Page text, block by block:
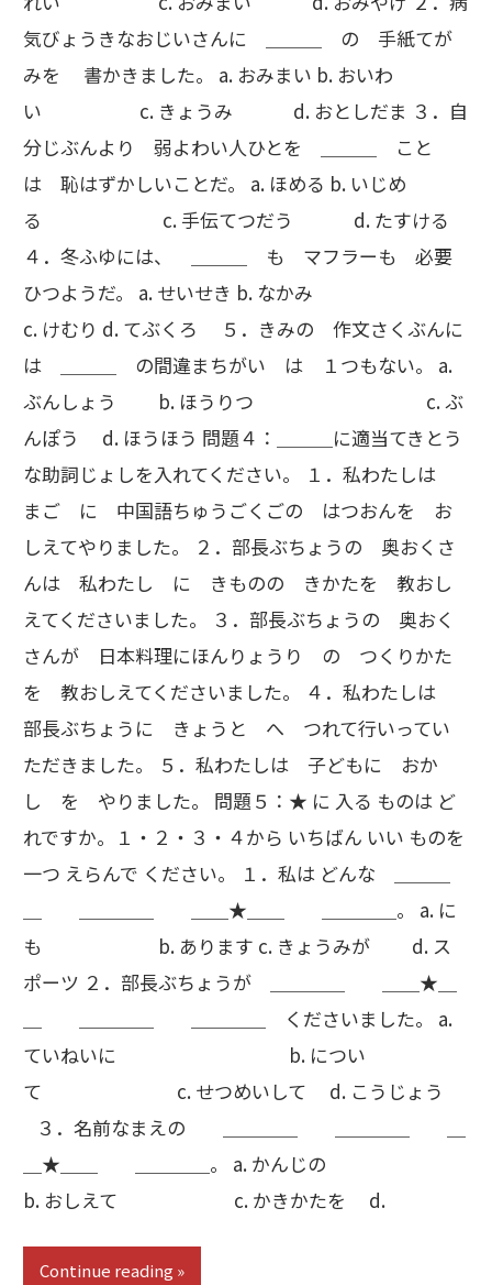
気びょうきなおじいさんに ＿＿＿ の 手紙てが
みを 書かきました。 a. おみまい b. おいわ
い c. きょうみ d. おとしだま ３．自
分じぶんより 弱よわい人ひとを ＿＿＿ こと
は 恥はずかしいことだ。 a. ほめる b. いじめ
る c. 手伝てつだう d. たすける
４．冬ふゆには、 ＿＿＿ も マフラーも 必要
ひつようだ。 a. せいせき b. なかみ
c. けむり d. てぶくろ ５．きみの 作文さくぶんに
は ＿＿＿ の間違まちがい は １つもない。 a.
ぶんしょう b. ほうりつ c. ぶ
んぽう d. ほうほう 問題４：＿＿＿に適当てきとう
な助詞じょしを入れてください。 １．私わたしは
まご に 中国語ちゅうごくごの はつおんを お
しえてやりました。 ２．部長ぶちょうの 奥おくさ
んは 私わたし に きものの きかたを 教おし
えてくださいました。 ３．部長ぶちょうの 奥おく
さんが 日本料理にほんりょうり の つくりかた
を 教おしえてくださいました。 ４．私わたしは
部長ぶちょうに きょうと へ つれて行いってい
ただきました。 ５．私わたしは 子どもに おか
し を やりました。 問題５：★ に 入る ものは ど
れですか。１・２・３・４から いちばん いい ものを
一つ えらんで ください。 １．私は どんな ＿＿＿
＿ ＿＿＿＿ ＿＿★＿＿ ＿＿＿＿。 a. に
も b. あります c. きょうみが d. ス
ポーツ ２．部長ぶちょうが ＿＿＿＿ ＿＿★＿
＿ ＿＿＿＿ ＿＿＿＿ くださいました。 a.
ていねいに b. につい
て c. せつめいして d. こうじょう
３．名前なまえの ＿＿＿＿ ＿＿＿＿ ＿
＿★＿＿ ＿＿＿＿。 a. かんじの
b. おしえて c. かきかたを d.
Continue reading